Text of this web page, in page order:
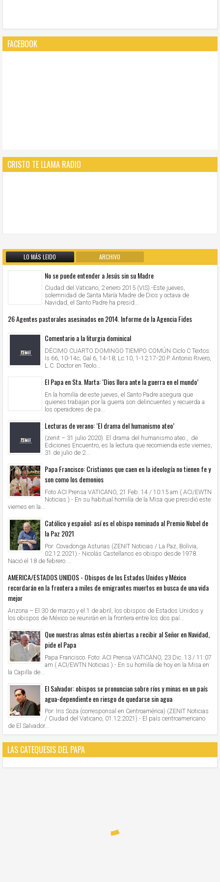
FACEBOOK
CRISTO TE LLAMA RADIO
LO MÁS LEIDO ARCHIVO
No se puede entender a Jesús sin su Madre
Ciudad del Vaticano, 2 enero 2015 (VIS).-Este jueves,
solemnidad de Santa María Madre de Dios y octava de
Navidad, el Santo Padre ha presid...
26 Agentes pastorales asesinados en 2014. Informe de la Agencia Fides
Comentario a la liturgia dominical
DÉCIMO CUARTO DOMINGO TIEMPO COMÚN Ciclo C Textos:
Is 66, 10-14c; Gal 6, 14-18; Lc 10, 1-12.17-20 P. Antonio Rivero,
L.C. Doctor en Teolo...
El Papa en Sta. Marta: ‘Dios llora ante la guerra en el mundo’
En la homilía de este jueves, el Santo Padre asegura que
quienes trabajan por la guerra son delincuentes y recuerda a
los operadores de pa...
Lecturas de verano: ‘El drama del humanismo ateo’
(zenit – 31 julio 2020). El drama del humanismo ateo , de
Ediciones Encuentro, es la lectura que recomienda este viernes,
31 de julio de 2...
Papa Francisco: Cristianos que caen en la ideología no tienen fe y
son como los demonios
Foto ACI Prensa VATICANO, 21 Feb. 14 / 10:15 am ( ACI/EWTN
Noticias ).- En su habitual homilía de la Misa que presidió este
viernes en la...
Católico y español: así es el obispo nominado al Premio Nobel de
la Paz 2021
Por: Covadonga Asturias (ZENIT Noticias / La Paz, Bolivia,
02.12.2021).- Nicolás Castellanos es obispo desde 1978.
Nació el 18 de febrero ...
AMERICA/ESTADOS UNIDOS - Obispos de los Estados Unidos y México
recordarán en la frontera a miles de emigrantes muertos en busca de una vida
mejor
Arizona – El 30 de marzo y el 1 de abril, los obispos de Estados Unidos y
los obispos de México se reunirán en la frontera entre los dos paí...
Que nuestras almas estén abiertas a recibir al Señor en Navidad,
pide el Papa
Papa Francisco. Foto: ACI Prensa VATICANO, 23 Dic. 13 / 11:07
am ( ACI/EWTN Noticias ).- En su homilía de hoy en la Misa en
la Capilla de...
El Salvador: obispos se pronuncian sobre ríos y minas en un país
agua-dependiente en riesgo de quedarse sin agua
Por: Iris Soza (corresponsal en Centroamérica) (ZENIT Noticias
/ Ciudad del Vaticano, 01.12.2021).- El país centroamericano
de El Salvador...
LAS CATEQUESIS DEL PAPA